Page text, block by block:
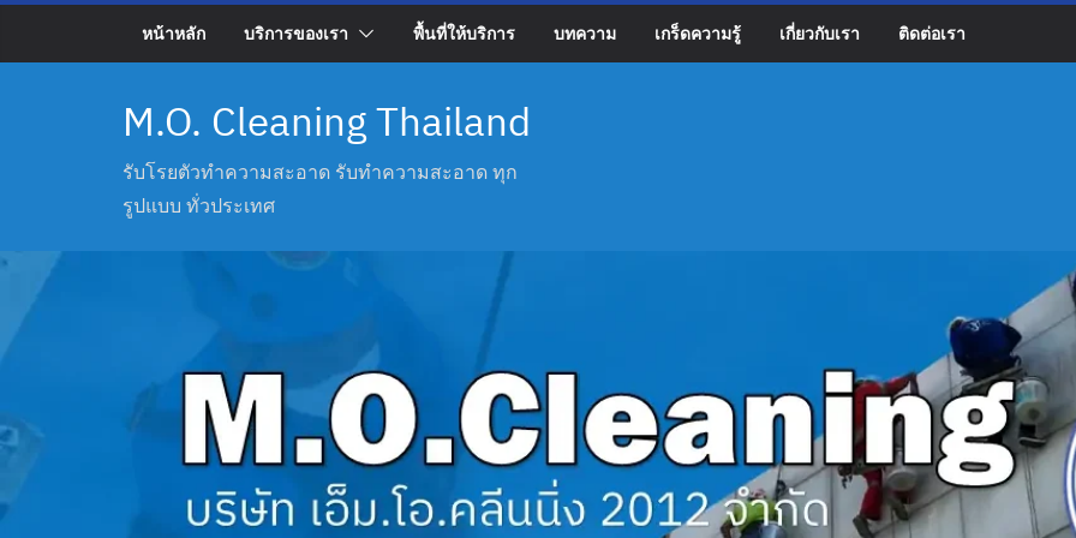
หน้าหลัก บริการของเรา พื้นที่ให้บริการ บทความ เกร็ดความรู้ เกี่ยวกับเรา ติดต่อเรา
M.O. Cleaning Thailand
รับโรยตัวทำความสะอาด รับทำความสะอาด ทุก
รูปแบบ ทั่วประเทศ